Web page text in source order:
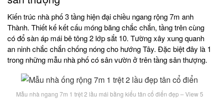
Kiến trúc nhà phố 3 tầng hiện đại chiều ngang rộng 7m anh
Thành. Thiết kế kết cấu móng băng chắc chắn, tầng trên cùng
có đổ sàn áp mái bê tông 2 lớp sắt 10. Tường xây xung quanh
an ninh chắc chắn chống nóng cho hướng Tây. Đặc biệt đây là 1
trong những mẫu nhà phố có sân vườn ở trên tầng sân thượng.
Mẫu nhà ngang 7m 1 trệt 2 lầu mái bằng kiểu tân cổ điển đẹp – View 5